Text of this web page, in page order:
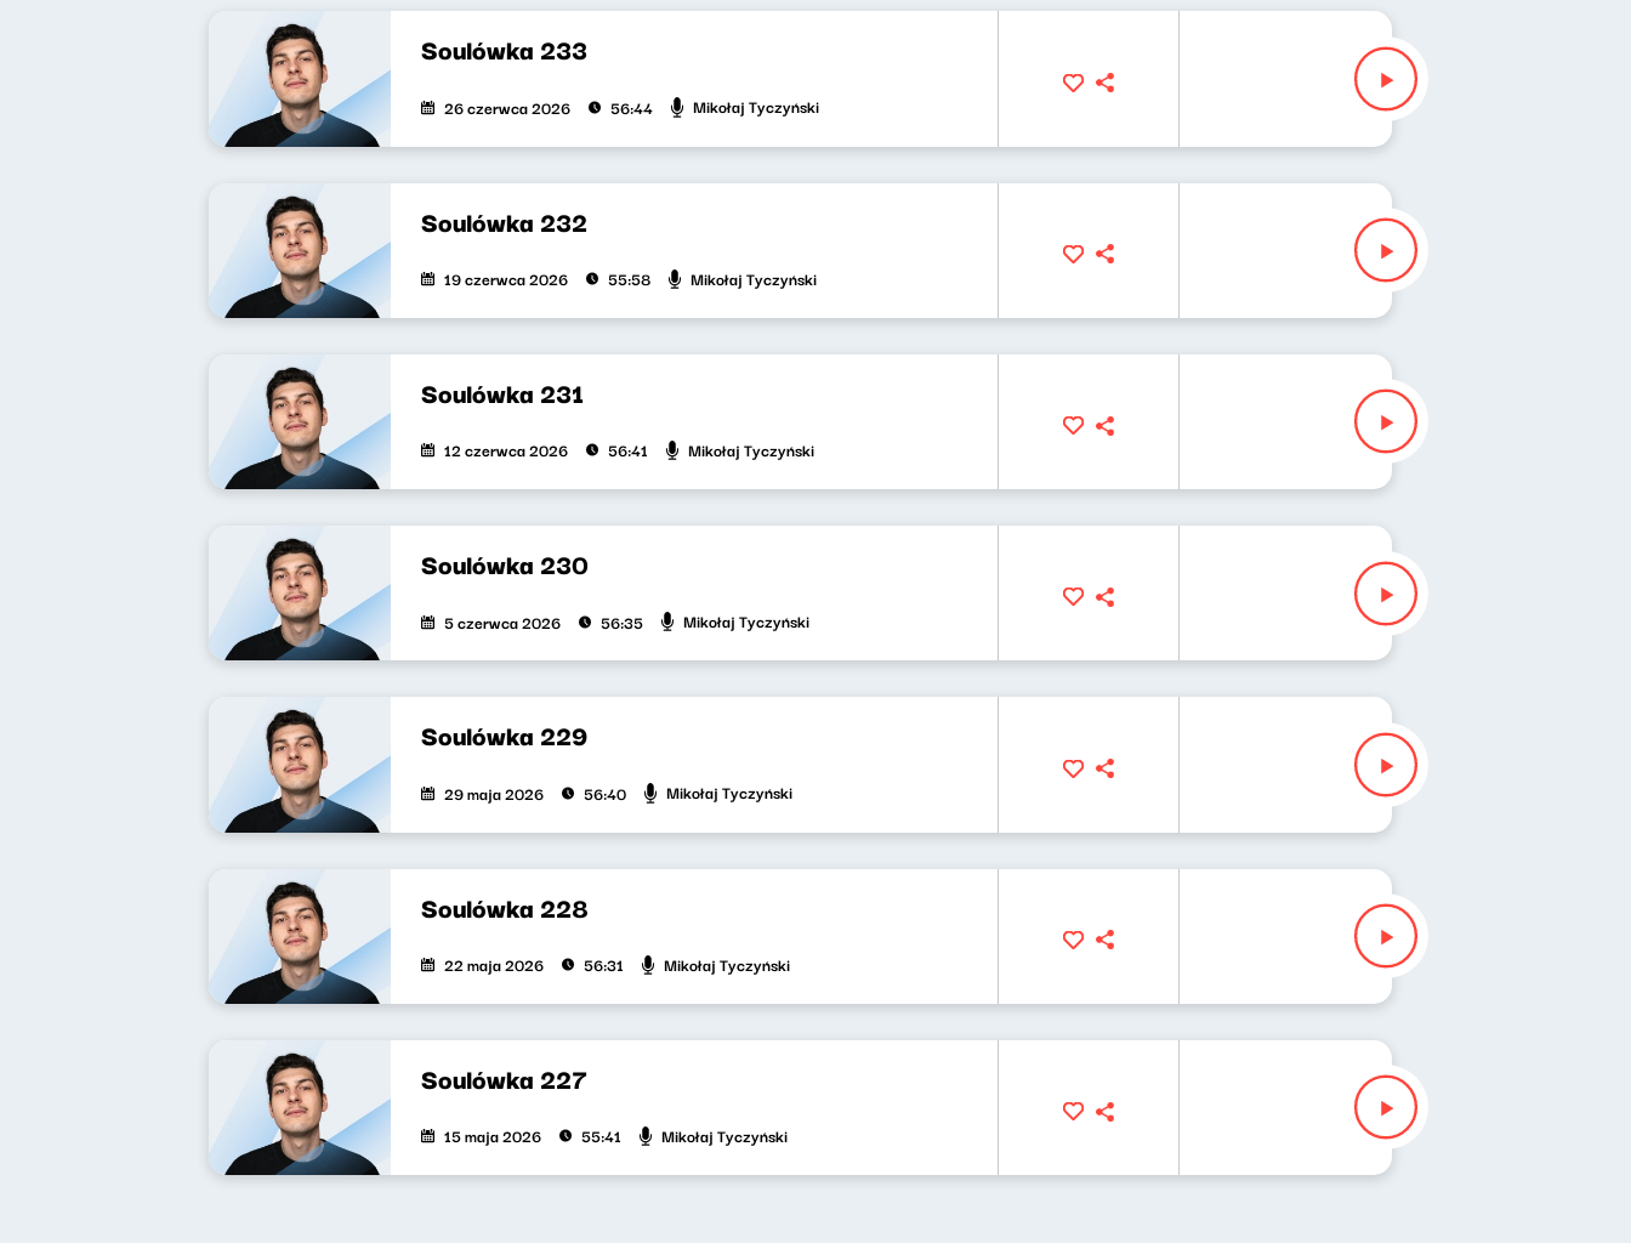
Soulówka 233
26 czerwca 2026 56:44 Mikołaj Tyczyński
Soulówka 232
19 czerwca 2026 55:58 Mikołaj Tyczyński
Soulówka 231
12 czerwca 2026 56:41 Mikołaj Tyczyński
Soulówka 230
5 czerwca 2026 56:35 Mikołaj Tyczyński
Soulówka 229
29 maja 2026 56:40 Mikołaj Tyczyński
Soulówka 228
22 maja 2026 56:31 Mikołaj Tyczyński
Soulówka 227
15 maja 2026 55:41 Mikołaj Tyczyński